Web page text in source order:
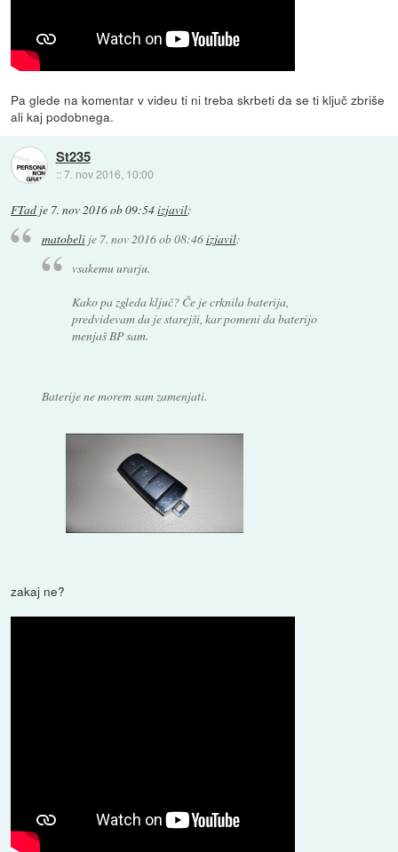
Pa glede na komentar v videu ti ni treba skrbeti da se ti ključ zbriše
ali kaj podobnega.
St235
::7. nov 2016, 10:00
FTad je 7. nov 2016 ob 09:54izjavil:
matobelije 7. nov 2016 ob 08:46izjavil:
vsakemu urarju.
Kako pa zgleda ključ? Če je crknila baterija,
predvidevam da je starejši, kar pomeni da baterijo
menjaš BP sam.
Baterije ne morem sam zamenjati.
zakaj ne?